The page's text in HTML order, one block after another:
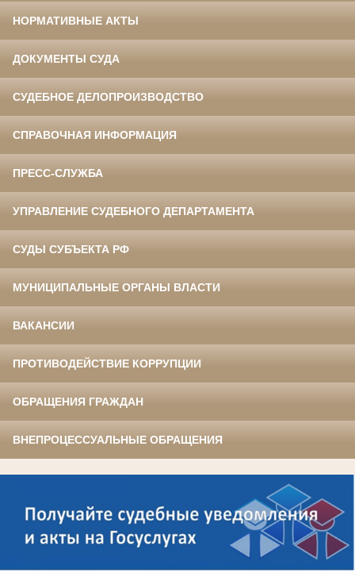
НОРМАТИВНЫЕ АКТЫ
ДОКУМЕНТЫ СУДА
СУДЕБНОЕ ДЕЛОПРОИЗВОДСТВО
СПРАВОЧНАЯ ИНФОРМАЦИЯ
ПРЕСС-СЛУЖБА
УПРАВЛЕНИЕ СУДЕБНОГО ДЕПАРТАМЕНТА
СУДЫ СУБЪЕКТА РФ
МУНИЦИПАЛЬНЫЕ ОРГАНЫ ВЛАСТИ
ВАКАНСИИ
ПРОТИВОДЕЙСТВИЕ КОРРУПЦИИ
ОБРАЩЕНИЯ ГРАЖДАН
ВНЕПРОЦЕССУАЛЬНЫЕ ОБРАЩЕНИЯ